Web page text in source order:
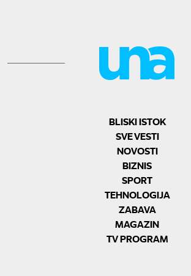
BLISKI ISTOK
SVE VESTI
NOVOSTI
BIZNIS
SPORT
TEHNOLOGIJA
ZABAVA
MAGAZIN
TV PROGRAM